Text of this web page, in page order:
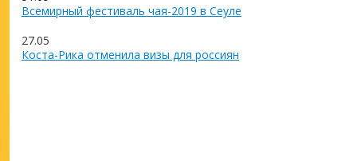
Всемирный фестиваль чая-2019 в Сеуле
27.05
Коста-Рика отменила визы для россиян